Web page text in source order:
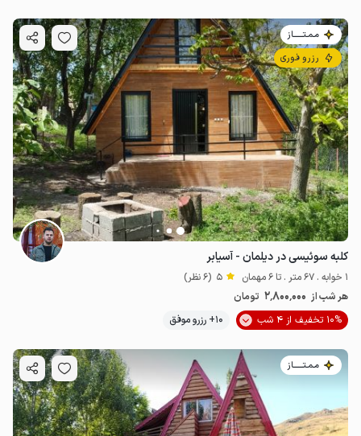
مـمـتــــــاز
رزرو فوری
کلبه سوئیسی در دیلمان - آسیابر
1 خوابه . 67 متر . تا 6 مهمان 5 (6 نظر)
هر شب از 2٬800٬000 تومان
10% تخفیف از 4 شب
10+ رزرو موفق
مـمـتــــــاز